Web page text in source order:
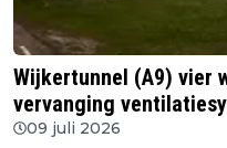
Wijkertunnel (A9) vier
vervanging
09 juli 2026